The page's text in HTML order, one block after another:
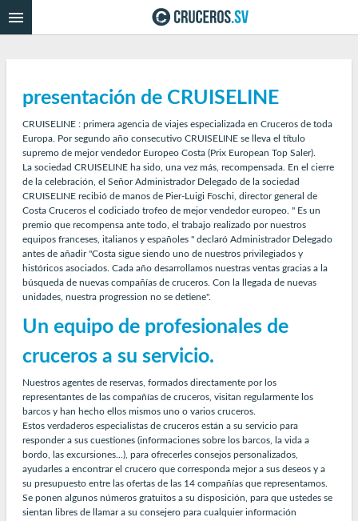
presentación de CRUISELINE
CRUISELINE : primera agencia de viajes especializada en Cruceros de toda
Europa. Por segundo año consecutivo CRUISELINE se lleva el título
supremo de mejor vendedor Europeo Costa (Prix European Top Saler).
La sociedad CRUISELINE ha sido, una vez más, recompensada. En el cierre
de la celebración, el Señor Administrador Delegado de la sociedad
CRUISELINE recibió de manos de Pier-Luigi Foschi, director general de
Costa Cruceros el codiciado trofeo de mejor vendedor europeo. " Es un
premio que recompensa ante todo, el trabajo realizado por nuestros
equipos franceses, italianos y españoles " declaró Administrador Delegado
antes de añadir "Costa sigue siendo uno de nuestros privilegiados y
históricos asociados. Cada año desarrollamos nuestras ventas gracias a la
búsqueda de nuevas compañías de cruceros. Con la llegada de nuevas
unidades, nuestra progression no se detiene".
Un equipo de profesionales de
cruceros a su servicio.
Nuestros agentes de reservas, formados directamente por los
representantes de las compañías de cruceros, visitan regularmente los
barcos y han hecho ellos mismos uno o varios cruceros.
Estos verdaderos especialistas de cruceros están a su servicio para
responder a sus cuestiones (informaciones sobre los barcos, la vida a
bordo, las excursiones...), para ofrecerles consejos personalizados,
ayudarles a encontrar el crucero que corresponda mejor a sus deseos y a
su presupuesto entre las ofertas de las 14 compañías que representamos.
Se ponen algunos números gratuitos a su disposición, para que ustedes se
sientan libres de llamar a su consejero para cualquier información